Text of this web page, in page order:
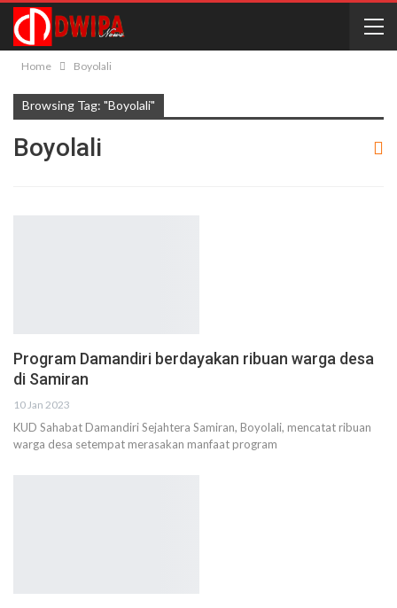
Home Boyolali
Browsing Tag: "Boyolali"
Boyolali
Program Damandiri berdayakan ribuan warga desa
di Samiran
10 Jan 2023
KUD Sahabat Damandiri Sejahtera Samiran, Boyolali, mencatat ribuan
warga desa setempat merasakan manfaat program